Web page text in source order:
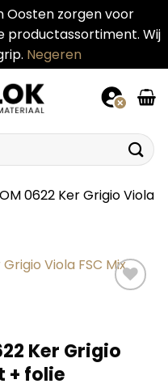
Oosten zorgen voor
productassortiment. Wij
Negeren
0622 Ker Grigio Viola
Ker Grigio
+ folie